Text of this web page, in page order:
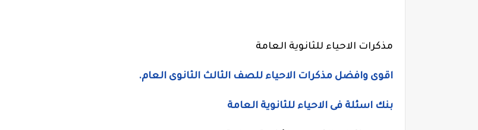
مذكرات الاحياء للثانوية العامة
اقوى وافضل مذكرات الاحياء للصف الثالث الثانوى العام.
بنك اسئلة فى الاحياء للثانوية العامة